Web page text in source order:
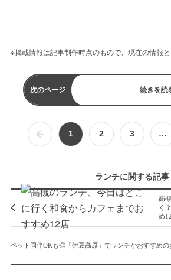
※掲載情報は記事制作時点のもので、現在の情報と
次のページ 続きを読
1 2 3 …
ランチに関する記事
高
く
め
ペット同伴OKも◎「伊豆高原」でランチがおすすめの